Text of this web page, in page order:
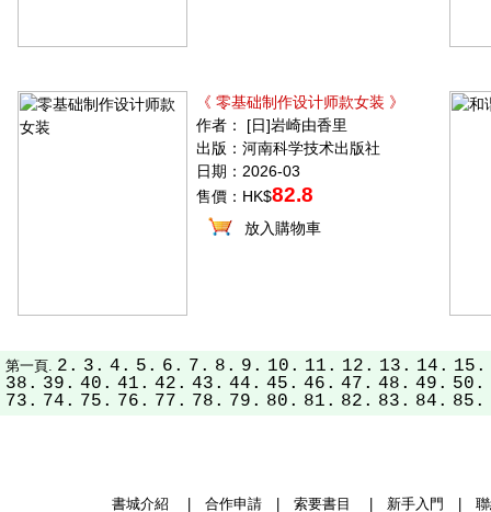
《 零基础制作设计师款女装 》
作者： [日]岩崎由香里
出版：河南科学技术出版社
日期：2026-03
售價：HK$82.8
放入購物車
第一頁. 2. 3. 4. 5. 6. 7. 8. 9. 10. 11. 12. 13. 14. 15.
38. 39. 40. 41. 42. 43. 44. 45. 46. 47. 48. 49. 50.
73. 74. 75. 76. 77. 78. 79. 80. 81. 82. 83. 84. 85.
書城介紹 合作申請| 索要書目 新手入門